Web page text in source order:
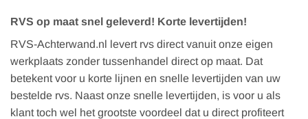
RVS op maat snel geleverd! Korte levertijden!
RVS-Achterwand.nl levert rvs direct vanuit onze eigen
werkplaats zonder tussenhandel direct op maat. Dat
betekent voor u korte lijnen en snelle levertijden van uw
bestelde rvs. Naast onze snelle levertijden, is voor u als
klant toch wel het grootste voordeel dat u direct profiteert